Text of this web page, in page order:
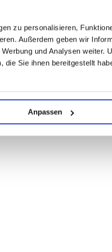
zu personalisieren,
Außerdem geben wir
und Analysen weiter.
Sie ihnen bereitgestellt
Anpassen